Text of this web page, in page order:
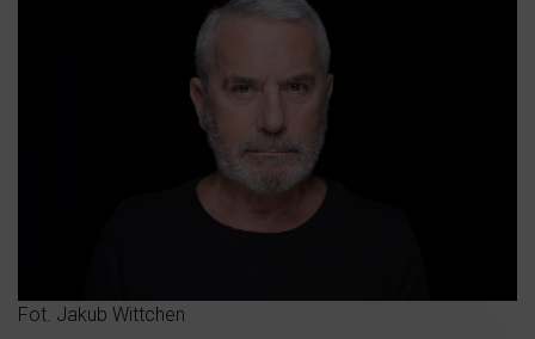
Fot. Jakub Wittchen